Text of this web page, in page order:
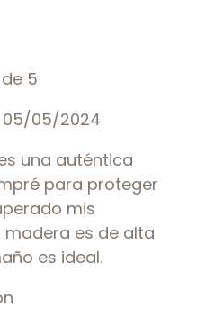
de 5
05/05/2024
una auténtica
para proteger
mis
madera es de alta
es ideal.